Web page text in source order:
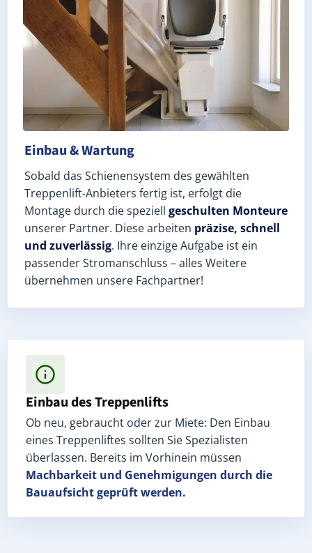
Einbau & Wartung
Sobald das Schienensystem des gewählten
Treppenlift-Anbieters fertig ist, erfolgt die
Montage durch die speziell geschulten Monteure
unserer Partner. Diese arbeiten präzise, schnell
und zuverlässig. Ihre einzige Aufgabe ist ein
passender Stromanschluss – alles Weitere
übernehmen unsere Fachpartner!
Einbau des Treppenlifts
Ob neu, gebraucht oder zur Miete: Den Einbau
eines Treppenliftes sollten Sie Spezialisten
überlassen. Bereits im Vorhinein müssen
Machbarkeit und Genehmigungen durch die
Bauaufsicht geprüft werden.